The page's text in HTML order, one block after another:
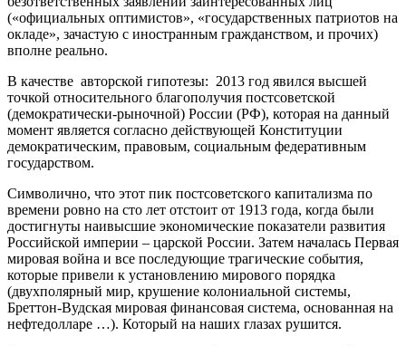
(«официальных оптимистов», «государственных патриотов на
окладе», зачастую с иностранным гражданством, и прочих)
вполне реально.
В качестве авторской гипотезы: 2013 год явился высшей
точкой относительного благополучия постсоветской
(демократически-рыночной) России (РФ), которая на данный
момент является согласно действующей Конституции
демократическим, правовым, социальным федеративным
государством.
Символично, что этот пик постсоветского капитализма по
времени ровно на сто лет отстоит от 1913 года, когда были
достигнуты наивысшие экономические показатели развития
Российской империи – царской России. Затем началась Первая
мировая война и все последующие трагические события,
которые привели к установлению мирового порядка
(двухполярный мир, крушение колониальной системы,
Бреттон-Вудская мировая финансовая система, основанная на
нефтедолларе …). Который на наших глазах рушится.